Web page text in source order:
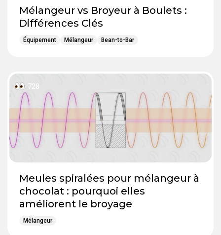
Mélangeur vs Broyeur à Boulets :
Différences Clés
Équipement Mélangeur Bean-to-Bar
728
Meules spiralées pour mélangeur à
chocolat : pourquoi elles
améliorent le broyage
Mélangeur